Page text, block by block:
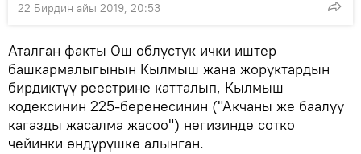
22 Бирдин айы 2019, 20:53
Аталган факты Ош облустук ички иштер
башкармалыгынын Кылмыш жана жоруктардын
бирдиктүү реестрине катталып, Кылмыш
кодексинин 225-беренесинин ("Акчаны же баалуу
кагазды жасалма жасоо") негизинде сотко
чейинки өндүрүшкө алынган.